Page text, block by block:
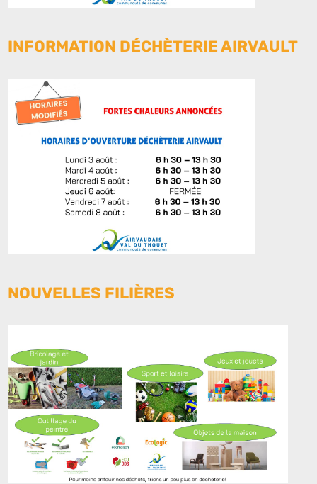
INFORMATION DÉCHÈTERIE AIRVAULT
NOUVELLES FILIÈRES